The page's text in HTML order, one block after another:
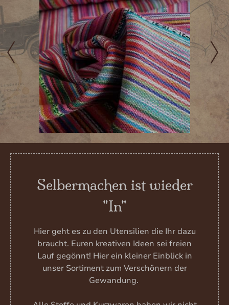
Selbermachen ist wieder
"In"
Hier geht es zu den Utensilien die Ihr dazu
braucht. Euren kreativen Ideen sei freien
Lauf gegönnt! Hier ein kleiner Einblick in
unser Sortiment zum Verschönern der
Gewandung.